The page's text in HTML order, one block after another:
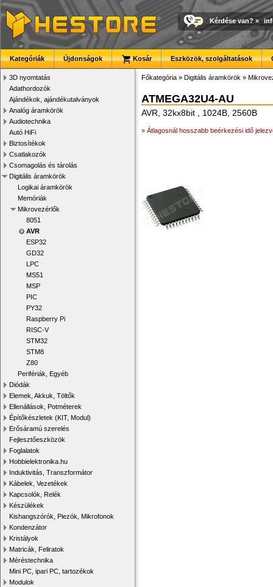
Kérdése van? »
Kategóriák Újdonságok Kosár Eszközök, szolgáltatások
3D nyomtatás
Adathordozók
Ajándékok, ajándékutalványok
Analóg áramkörök
Audiotechnika
Autó HiFi
Biztosítékok
Csatlakozók
Csomagolás és tárolás
Digitális áramkörök
Logikai áramkörök
Memóriák
Mikrovezérlők
8051
AVR
ESP32
GD32
LPC
MS51
MSP
PIC
PY32
Raspberry Pi
RISC-V
STM32
STM8
Z80
Perifériák, Egyéb
Diódák
Elemek, Akkuk, Töltők
Ellenállások, Potméterek
Építőkészletek (KIT, Modul)
Erősáramú szerelés
Fejlesztőeszközök
Foglalatok
Hobbielektronika.hu
Induktivitás, Transzformátor
Kábelek, Vezetékek
Kapcsolók, Relék
Készülékek
Kishangszórók, Piezók, Mikrofonok
Kondenzátor
Kristályok
Matricák, Feliratok
Méréstechnika
Mini PC, ipari PC, tartozékok
Modulok
Főkategória » Digitális áramkörök »
ATMEGA32U4-AU
AVR, 32kx8bit , 1024B, 2560B
» Átlagosnál hosszabb beérkezési idő